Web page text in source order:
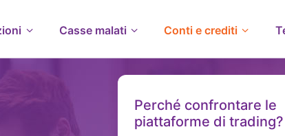
Casse malati Conti e crediti
Perché confrontare le
piattaforme di trading?